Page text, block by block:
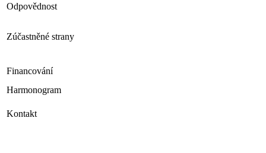
Odpovědnost
Zúčastněné strany
Financování
Harmonogram
Kontakt